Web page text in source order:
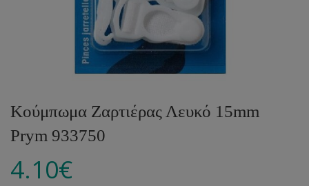
Κούμπωμα Ζαρτιέρας Λευκό 15mm
Prym 933750
4.10€